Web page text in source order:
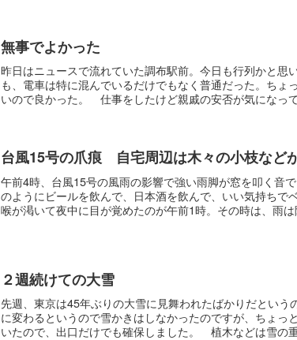
無事でよかった
昨日はニュースで流れていた調布駅前。今日も行列かと思
も、電車は特に混んでいるだけでもなく普通だった。ちょ
いので良かった。 仕事をしたけど親戚の安否が気になっ
台風15号の爪痕 自宅周辺は木々の小枝など
午前4時、台風15号の風雨の影響で強い雨脚が窓を叩く音
のようにビールを飲んで、日本酒を飲んで、いい気持ちで
喉が渇いて夜中に目が覚めたのが午前1時。その時は、雨
２週続けての大雪
先週、東京は45年ぶりの大雪に見舞われたばかりだという
に変わるというので雪かきはしなかったのですが、ちょっ
いたので、出口だけでも確保しました。 植木などは雪の